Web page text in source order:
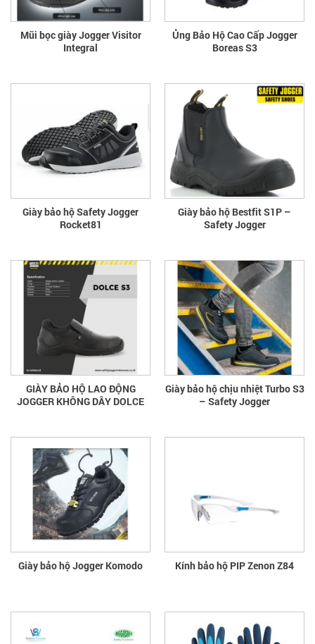
Mũi bọc giày Jogger Visitor
Integral
Ủng Bảo Hộ Cao Cấp Jogger
Boreas S3
Giày bảo hộ Safety Jogger
Rocket81
Giày bảo hộ Bestfit S1P –
Safety Jogger
GIÀY BẢO HỘ LAO ĐỘNG
JOGGER KHÔNG DÂY DOLCE
Giày bảo hộ chịu nhiệt Turbo S3
– Safety Jogger
Giày bảo hộ Jogger Komodo Kính bảo hộ PIP Zenon Z84